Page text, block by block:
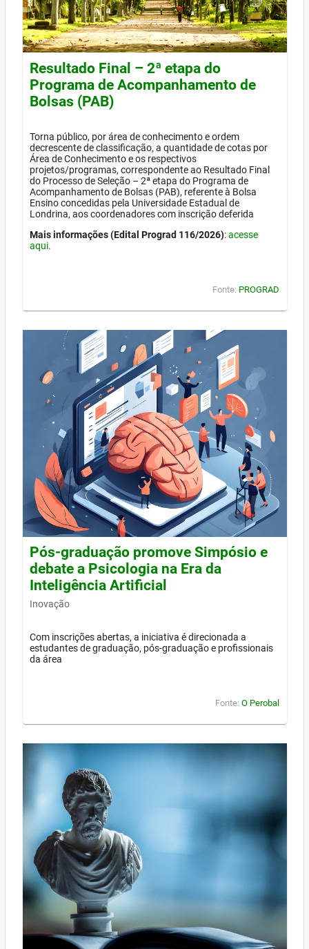
Resultado Final – 2ª etapa do
Programa de Acompanhamento de
Bolsas (PAB)
Torna público, por área de conhecimento e ordem
decrescente de classificação, a quantidade de cotas por
Área de Conhecimento e os respectivos
projetos/programas, correspondente ao Resultado Final
do Processo de Seleção – 2ª etapa do Programa de
Acompanhamento de Bolsas (PAB), referente à Bolsa
Ensino concedidas pela Universidade Estadual de
Londrina, aos coordenadores com inscrição deferida
Mais informações (Edital Prograd 116/2026):acesse
aqui.
Fonte: PROGRAD
Pós-graduação promove Simpósio e
debate a Psicologia na Era da
Inteligência Artificial
Inovação
Com inscrições abertas, a iniciativa é direcionada a
estudantes de graduação, pós-graduação e profissionais
da área
Fonte: O Perobal